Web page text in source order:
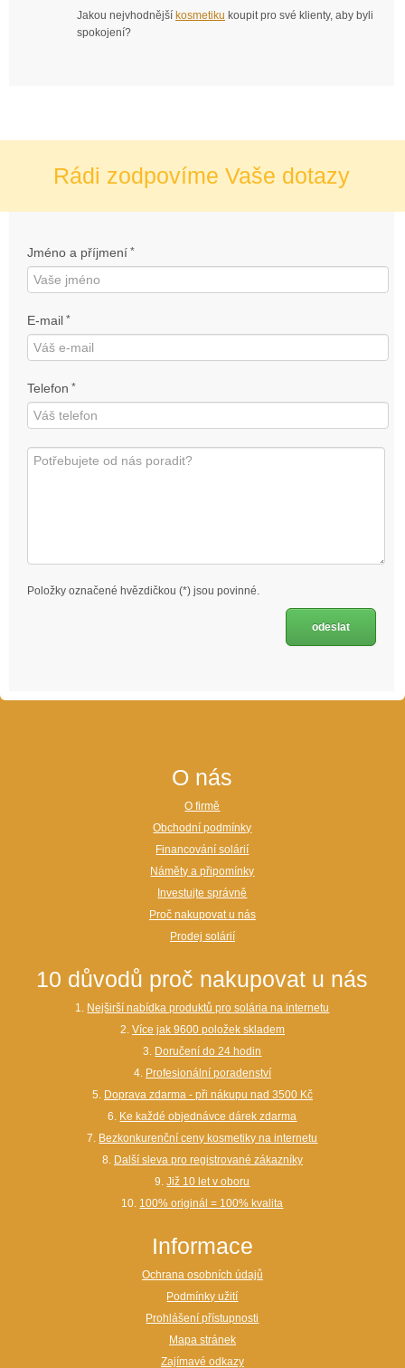
Jakou nejvhodnější kosmetiku koupit pro své klienty, aby byli
spokojení?
Rádi zodpovíme Vaše dotazy
Jméno a příjmení *
E-mail *
Telefon *
Položky označené hvězdičkou (*) jsou povinné.
O nás
O firmě
Obchodní podmínky
Financování solárií
Náměty a připomínky
Investujte správně
Proč nakupovat u nás
Prodej solárií
10 důvodů proč nakupovat u nás
1. Nejširší nabídka produktů pro solária na internetu
2. Více jak 9600 položek skladem
3. Doručení do 24 hodin
4. Profesionální poradenství
5. Doprava zdarma - při nákupu nad 3500 Kč
6. Ke každé objednávce dárek zdarma
7. Bezkonkurenční ceny kosmetiky na internetu
8. Další sleva pro registrované zákazníky
9.Již 10 let v oboru
10. 100% originál = 100% kvalita
Informace
Ochrana osobních údajů
Podmínky užití
Prohlášení přístupnosti
Mapa stránek
Zajímavé odkazy